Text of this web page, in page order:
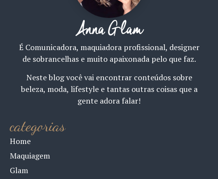
Anna Glam
É Comunicadora, maquiadora profissional, designer
de sobrancelhas e muito apaixonada pelo que faz.
Neste blog você vai encontrar conteúdos sobre
beleza, moda, lifestyle e tantas outras coisas que a
gente adora falar!
categorias
Home
Maquiagem
Glam